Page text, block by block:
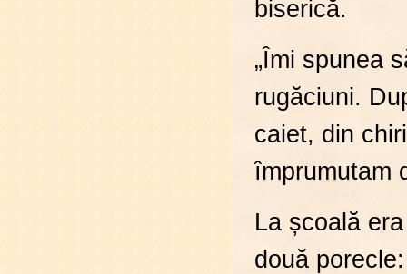
biserică.
„Îmi spunea
rugăciuni.
caiet, din
împrumutam
La școală
două